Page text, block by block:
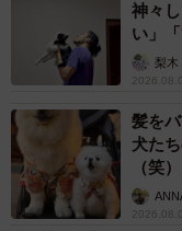
神々
い」
梨木
髪を
犬た
（笑